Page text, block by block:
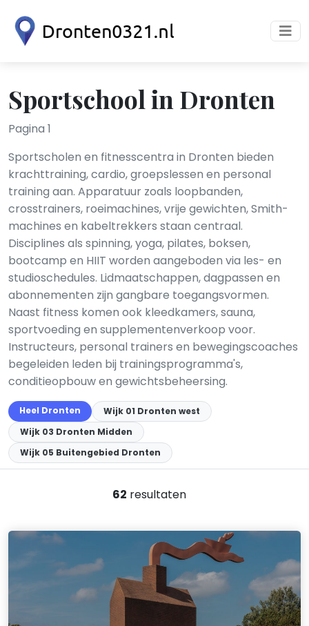
Sportschool in Dronten
Pagina 1
Sportscholen en fitnesscentra in Dronten bieden
krachttraining, cardio, groepslessen en personal
training aan. Apparatuur zoals loopbanden,
crosstrainers, roeimachines, vrije gewichten, Smith-
machines en kabeltrekkers staan centraal.
Disciplines als spinning, yoga, pilates, boksen,
bootcamp en HIIT worden aangeboden via les- en
studioschedules. Lidmaatschappen, dagpassen en
abonnementen zijn gangbare toegangsvormen.
Naast fitness komen ook kleedkamers, sauna,
sportvoeding en supplementenverkoop voor.
Instructeurs, personal trainers en bewegingscoaches
begeleiden leden bij trainingsprogramma's,
conditieopbouw en gewichtsbeheersing.
Heel Dronten
Wijk 01 Dronten west
Wijk 03 Dronten Midden
Wijk 05 Buitengebied Dronten
62 resultaten